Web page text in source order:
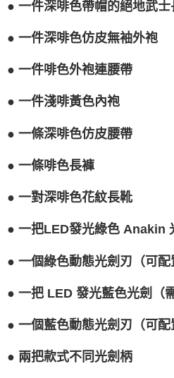
● 一件深啡色帶帽的絕地武士
● 一件深啡色仿皮無袖外袍
● 一件啡色外袍連腰帶
● 一件淺啡黃色內袍
● 一條深啡色仿皮腰帶
● 一條啡色長褲
● 一對深啡色花紋長靴
● 一把LED發光綠色 Anakin
● 一個綠色動態光劍刃（可配
● 一把 LED 發光藍色光劍（
● 一個藍色動態光劍刃（可配
● 兩把款式不同光劍柄